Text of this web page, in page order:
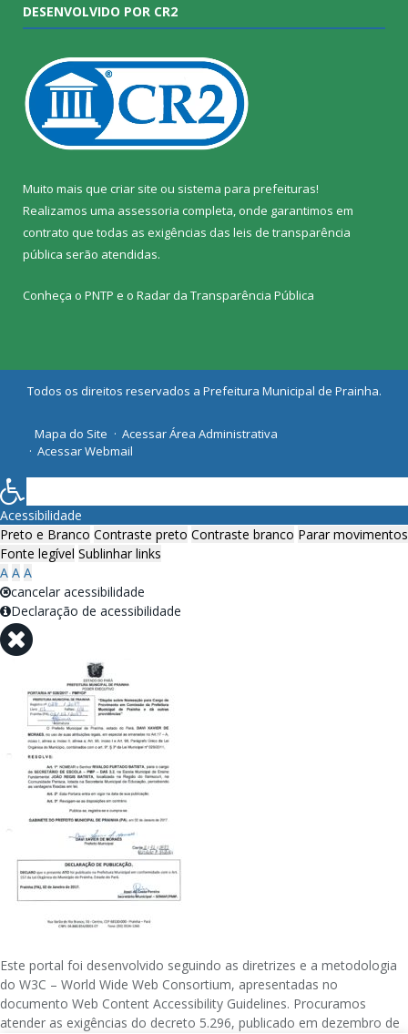
DESENVOLVIDO POR CR2
Muito mais que criar site ou sistema para prefeituras!
Realizamos uma assessoria completa, onde garantimos em
contrato que todas as exigências das leis de transparência
pública serão atendidas.
Conheça o PNTP e o Radar da Transparência Pública
Todos os direitos reservados a Prefeitura Municipal de Prainha.
Mapa do Site
Acessar Área Administrativa
Acessar Webmail
Acessibilidade
Preto e Branco Contraste preto Contraste branco Parar movimentos
Fonte legível Sublinhar links
A A A
cancelar acessibilidade
Declaração de acessibilidade
Este portal foi desenvolvido seguindo as diretrizes e a metodologia
do W3C – World Wide Web Consortium, apresentadas no
documento Web Content Accessibility Guidelines. Procuramos
atender as exigências do decreto 5.296, publicado em dezembro de